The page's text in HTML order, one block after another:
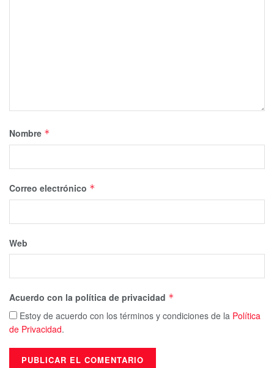
Nombre *
Correo electrónico *
Web
Acuerdo con la política de privacidad *
Estoy de acuerdo con los términos y condiciones de la Política
de Privacidad.